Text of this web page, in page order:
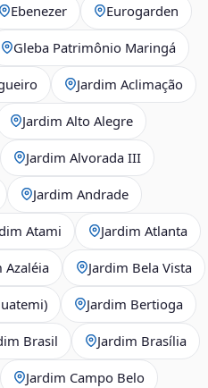
Ebenezer Eurogarden
Gleba Patrimônio Maringá
Jardim Aclimação
Jardim Alto Alegre
Jardim Alvorada III
Jardim Andrade
Atami Jardim Atlanta
Azaléia Jardim Bela Vista
Jardim Bertioga
Brasil Jardim Brasília
Jardim Campo Belo